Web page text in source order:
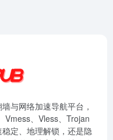
与网络加速导航平台，
Vmess、Vless、Trojan
定、地理解锁，还是隐